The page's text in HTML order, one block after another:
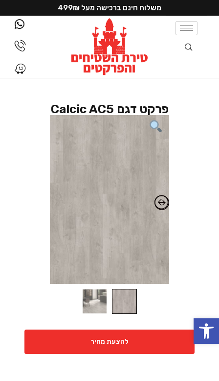
פתח סרגל נגישות
משלוח חינם ברכישה מעל 499₪
פרקט דגם Calcic AC5
להצעת מחיר